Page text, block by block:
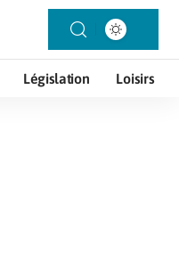
Législation Loisirs